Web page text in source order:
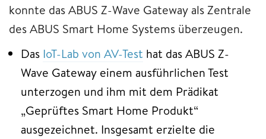
konnte das ABUS Z-Wave Gateway als Zentrale
des ABUS Smart Home Systems überzeugen.
Das IoT-Lab von AV-Test hat das ABUS Z-
Wave Gateway einem ausführlichen Test
unterzogen und ihm mit dem Prädikat
„Geprüftes Smart Home Produkt“
ausgezeichnet. Insgesamt erzielte die